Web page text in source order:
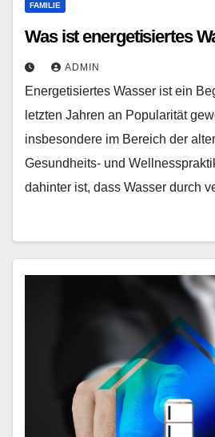
FAMILIE
Was ist energetisiertes
ADMIN
Energetisiertes Wasser ist ein
letzten Jahren an Popularität
insbesondere im Bereich der
Gesundheits- und
dahinter ist, dass Wasser durch